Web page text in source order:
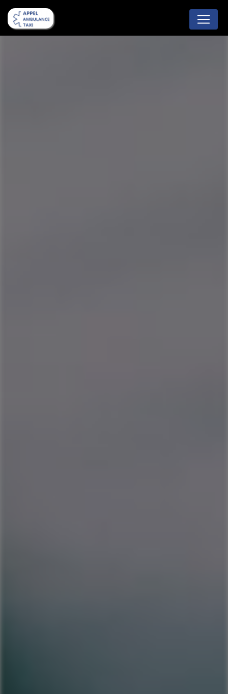
Panneau de gestion des cookies